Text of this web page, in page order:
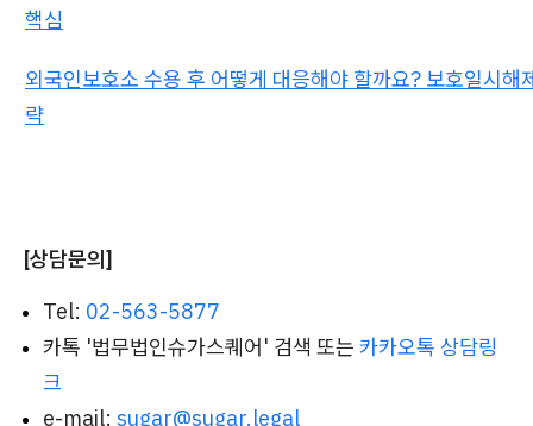
핵심
외국인보호소 수용 후 어떻게 대응해야 할까요? 보호일시해
략
[상담문의]
Tel: 02-563-5877
카톡 '법무법인슈가스퀘어' 검색 또는 카카오톡 상담링
크
e-mail: sugar@sugar.legal